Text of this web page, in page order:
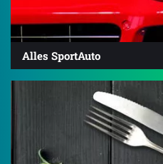
Alles SportAuto